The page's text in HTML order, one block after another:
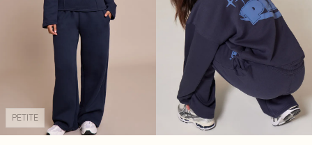
PETITE